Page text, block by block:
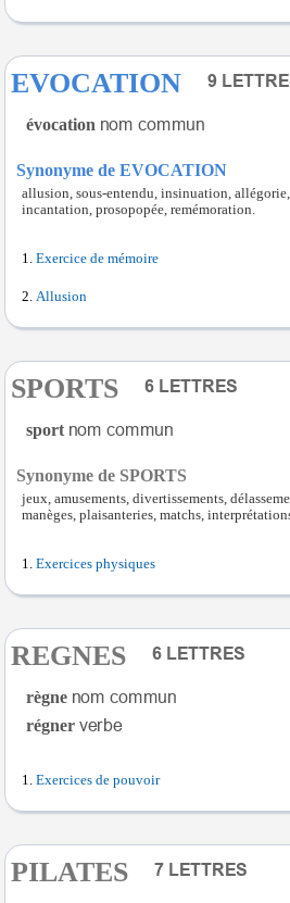
EVOCATION
évocation
Synonyme de EVOCATION
allusion, sous-entendu, insinuation,
incantation, prosopopée, remémoration.
Exercice de mémoire
Allusion
SPORTS
sport
Synonyme de SPORTS
jeux, amusements, divertissements,
manèges, plaisanteries, matchs,
Exercices physiques
REGNES
règne
régner
Exercices de pouvoir
PILATES